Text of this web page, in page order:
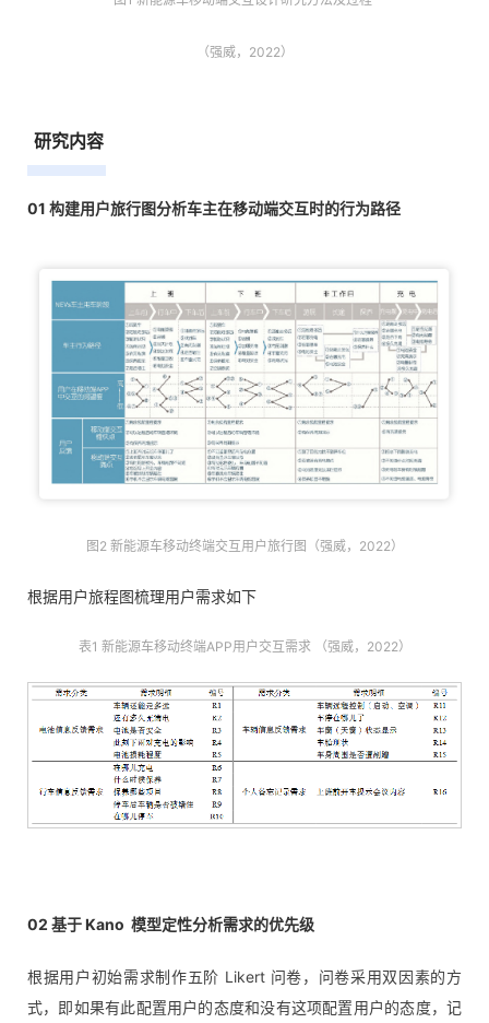
（强威，2022）
研究内容
01 构建用户旅行图分析车主在移动端交互时的行为路径
图2 新能源车移动终端交互用户旅行图（强威，2022）
根据用户旅程图梳理用户需求如下
表1 新能源车移动终端APP用户交互需求 （强威，2022）
02 基于 Kano 模型定性分析需求的优先级
根据用户初始需求制作五阶 Likert 问卷，问卷采用双因素的方
式，即如果有此配置用户的态度和没有这项配置用户的态度，记